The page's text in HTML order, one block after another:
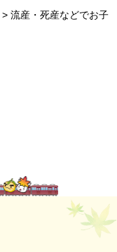
> 流産・死産などでお子